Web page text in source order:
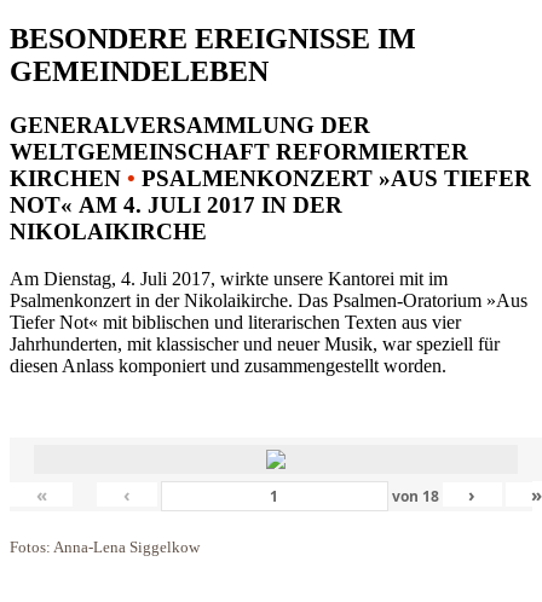
BESONDERE EREIGNISSE IM
GEMEINDELEBEN
GENERALVERSAMMLUNG DER
WELTGEMEINSCHAFT REFORMIERTER
KIRCHEN • PSALMENKONZERT »AUS TIEFER
NOT« AM 4. JULI 2017 IN DER
NIKOLAIKIRCHE
Am Dienstag, 4. Juli 2017, wirkte unsere Kantorei mit im
Psalmenkonzert in der Nikolaikirche. Das Psalmen-Oratorium »Aus
Tiefer Not« mit biblischen und literarischen Texten aus vier
Jahrhunderten, mit klassischer und neuer Musik, war speziell für
diesen Anlass komponiert und zusammengestellt worden.
« ‹ von 18 › »
Fotos: Anna-Lena Siggelkow